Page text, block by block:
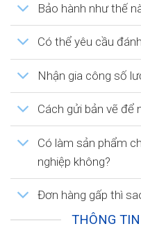
Bảo hành như thế
Có thể yêu cầu
Nhận gia công số
Cách gửi bản vẽ để
Có làm sản phẩm
nghiệp không?
Đơn hàng gấp thì
THÔNG